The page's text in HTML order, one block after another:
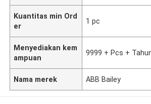
Kuantitas min Ord
er
1 pc
Menyediakan kem
ampuan
9999 + Pcs +
Nama merek ABB Bailey